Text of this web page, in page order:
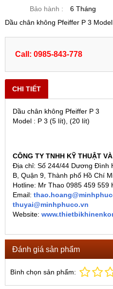
Bảo hành :
6 Tháng
Dầu chân không Pfeiffer P 3
Call: 0985-843-778
CHI TIẾT
Dầu chân không Pfeiffer P 3
Model : P 3 (5 lít), (20 lít)
CÔNG TY TNHH KỸ THUẬT
Địa chỉ: Số 244/44 Dương Đình
B, Quận 9, Thành phố Hồ Chí
Hotline: Mr Thao 0985 459 559
Email:
thuyai@minhphuco.vn
Website:
Đánh giá sản phẩm
Bình chọn sản phẩm: